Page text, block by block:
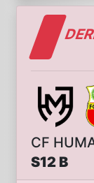
CF
S12 B